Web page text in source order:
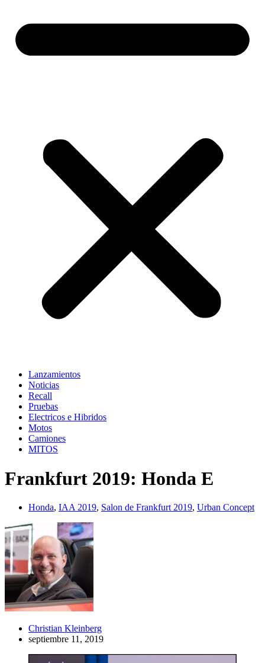
Lanzamientos
Noticias
Recall
Pruebas
Electricos e Hibridos
Motos
Camiones
MITOS
Frankfurt 2019: Honda E
Honda, IAA 2019, Salon de Frankfurt 2019, Urban Concept
Christian Kleinberg
septiembre 11, 2019